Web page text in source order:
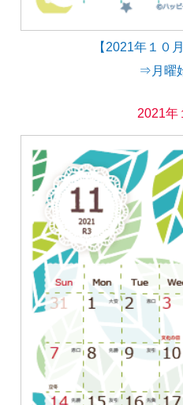
【2021年１０
⇒月曜
2021年